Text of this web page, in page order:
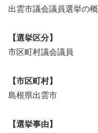
出雲市議会議員選挙の
【選挙区分】
市区町村議会議員
【市区町村】
島根県出雲市
【選挙事由】